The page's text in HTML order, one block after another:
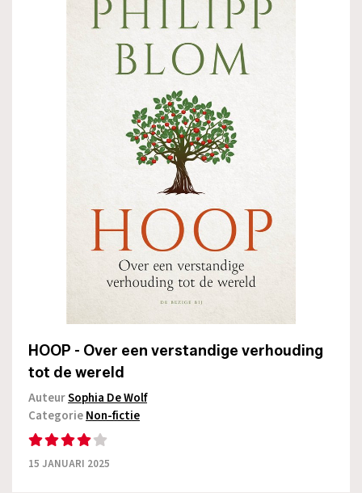
HOOP - Over een verstandige verhouding
tot de wereld
AuteurSophia De Wolf
CategorieNon-fictie
15 JANUARI 2025